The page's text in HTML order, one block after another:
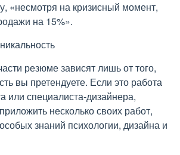
«несмотря на кризисный момент,
на 15%».
резюме зависят лишь от того,
вы претендуете. Если это работа
или специалиста-дизайнера,
несколько своих работ,
знаний психологии, дизайна и